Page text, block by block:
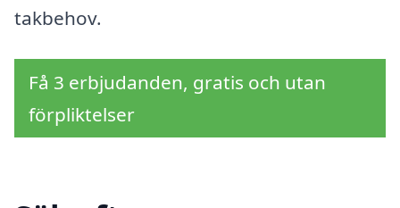
takbehov.
Få 3 erbjudanden, gratis och utan
förpliktelser